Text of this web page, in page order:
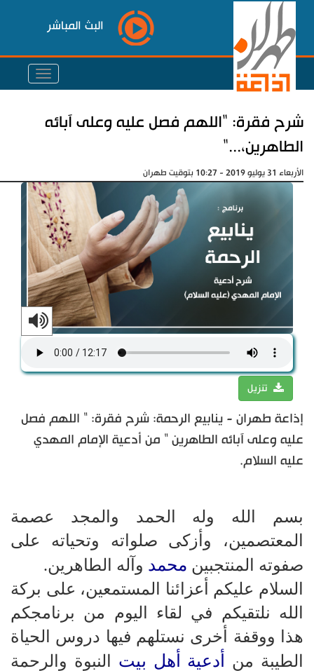
البث المباشر
شرح فقرة: "اللهم فصل عليه وعلى آبائه
الطاهرين،..."
الأربعاء 31 يوليو 2019 - 10:27 بتوقيت طهران
تنزيل
إذاعة طهران - ينابيع الرحمة: شرح فقرة: " اللهم فصل
عليه وعلى آبائه الطاهرين " من أدعية الإمام المهدي
عليه السلام.
بسم الله وله الحمد والمجد عصمة
المعتصمين، وأزكى صلواته وتحياته على
صفوته المنتجبين محمد وآله الطاهرين.
السلام عليكم أعزائنا المستمعين، على بركة
الله نلتقيكم في لقاء اليوم من برنامجكم
هذا ووقفة أخرى نستلهم فيها دروس الحياة
الطيبة من
أدعية أهل بيت النبوة والرحمة